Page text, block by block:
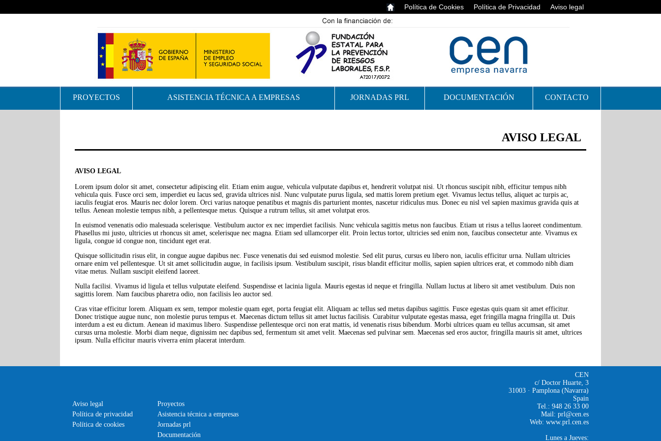
Aviso legal
Política de Privacidad
Política de Cookies
PROYECTOS ASISTENCIA TÉCNICA A EMPRESAS JORNADAS PRL DOCUMENTACIÓN CONTACTO
AVISO LEGAL
AVISO LEGAL
Lorem ipsum dolor sit amet, consectetur adipiscing elit. Etiam enim augue, vehicula vulputate dapibus et, hendrerit volutpat nisi. Ut rhoncus suscipit nibh, efficitur tempus nibh
vehicula quis. Fusce orci sem, imperdiet eu lacus sed, gravida ultrices nisl. Nunc vulputate purus ligula, sed mattis lorem pretium eget. Vivamus lectus tellus, aliquet ac turpis ac,
iaculis feugiat eros. Mauris nec dolor lorem. Orci varius natoque penatibus et magnis dis parturient montes, nascetur ridiculus mus. Donec eu nisl vel sapien maximus gravida quis at
tellus. Aenean molestie tempus nibh, a pellentesque metus. Quisque a rutrum tellus, sit amet volutpat eros.
In euismod venenatis odio malesuada scelerisque. Vestibulum auctor ex nec imperdiet facilisis. Nunc vehicula sagittis metus non faucibus. Etiam ut risus a tellus laoreet condimentum.
Phasellus mi justo, ultricies ut rhoncus sit amet, scelerisque nec magna. Etiam sed ullamcorper elit. Proin lectus tortor, ultricies sed enim non, faucibus consectetur ante. Vivamus ex
ligula, congue id congue non, tincidunt eget erat.
Quisque sollicitudin risus elit, in congue augue dapibus nec. Fusce venenatis dui sed euismod molestie. Sed elit purus, cursus eu libero non, iaculis efficitur urna. Nullam ultricies
ornare enim vel pellentesque. Ut sit amet sollicitudin augue, in facilisis ipsum. Vestibulum suscipit, risus blandit efficitur mollis, sapien sapien ultrices erat, et commodo nibh diam
vitae metus. Nullam suscipit eleifend laoreet.
Nulla facilisi. Vivamus id ligula et tellus vulputate eleifend. Suspendisse et lacinia ligula. Mauris egestas id neque et fringilla. Nullam luctus at libero sit amet vestibulum. Duis non
sagittis lorem. Nam faucibus pharetra odio, non facilisis leo auctor sed.
Cras vitae efficitur lorem. Aliquam ex sem, tempor molestie quam eget, porta feugiat elit. Aliquam ac tellus sed metus dapibus sagittis. Fusce egestas quis quam sit amet efficitur.
Donec tristique augue nunc, non molestie purus tempus et. Maecenas dictum tellus sit amet luctus facilisis. Curabitur vulputate egestas massa, eget fringilla magna fringilla ut. Duis
interdum a est eu dictum. Aenean id maximus libero. Suspendisse pellentesque orci non erat mattis, id venenatis risus bibendum. Morbi ultrices quam eu tellus accumsan, sit amet
cursus urna molestie. Morbi diam neque, dignissim nec dapibus sed, fermentum sit amet velit. Maecenas sed pulvinar sem. Maecenas sed eros auctor, fringilla mauris sit amet, ultrices
ipsum. Nulla efficitur mauris viverra enim placerat interdum.
Aviso legal
Política de privacidad
Política de cookies
Proyectos
Asistencia técnica a empresas
Jornadas prl
Documentación
CEN
c/ Doctor Huarte, 3
31003 · Pamplona (Navarra)
Spain
Tel.: 948 26 33 00
Mail: prl@cen.es
Web: www.prl.cen.es
Lunes a Jueves: